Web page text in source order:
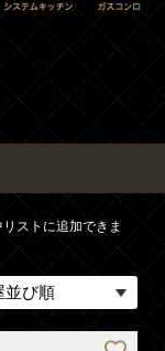
ストに追加できま